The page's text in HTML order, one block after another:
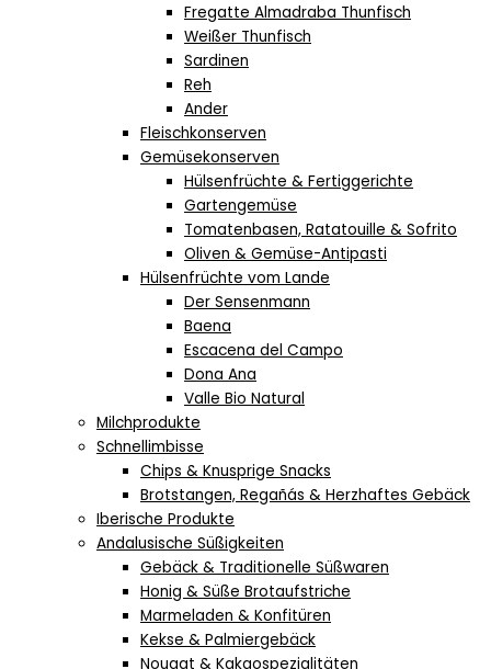
Fregatte Almadraba Thunfisch
Weißer Thunfisch
Sardinen
Reh
Ander
Fleischkonserven
Gemüsekonserven
Hülsenfrüchte & Fertiggerichte
Gartengemüse
Tomatenbasen, Ratatouille & Sofrito
Oliven & Gemüse-Antipasti
Hülsenfrüchte vom Lande
Der Sensenmann
Baena
Escacena del Campo
Dona Ana
Valle Bio Natural
Milchprodukte
Schnellimbisse
Chips & Knusprige Snacks
Brotstangen, Regañás & Herzhaftes Gebäck
Iberische Produkte
Andalusische Süßigkeiten
Gebäck & Traditionelle Süßwaren
Honig & Süße Brotaufstriche
Marmeladen & Konfitüren
Kekse & Palmiergebäck
Nougat & Kakaospezialitäten